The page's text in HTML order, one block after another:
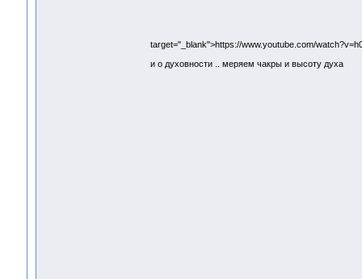
target="_blank">https://www.youtube.com/
и о духовности .. меряем чакры и высоту духа